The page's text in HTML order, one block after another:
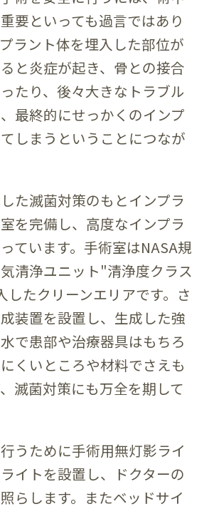
要といっても過言ではあり
ラント体を埋入した部位が
と炎症が起き、骨との接合
たり、後々大きなトラブル
最終的にせっかくのインプ
しまうということにつなが
た滅菌対策のもとインプラ
を完備し、高度なインプラ
ています。手術室はNASA規
清浄ユニット"清浄度クラス
したクリーンエリアです。さ
装置を設置し、生成した強
で患部や治療器具はもちろ
くいところや材料でさえも
滅菌対策にも万全を期して
うために手術用無灯影ライ
イトを設置し、ドクターの
らします。またベッドサイ